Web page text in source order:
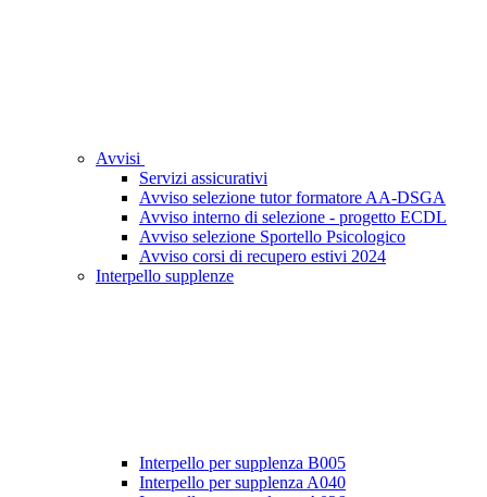
Avvisi
Servizi assicurativi
Avviso selezione tutor formatore AA-DSGA
Avviso interno di selezione - progetto ECDL
Avviso selezione Sportello Psicologico
Avviso corsi di recupero estivi 2024
Interpello supplenze
Interpello per supplenza B005
Interpello per supplenza A040